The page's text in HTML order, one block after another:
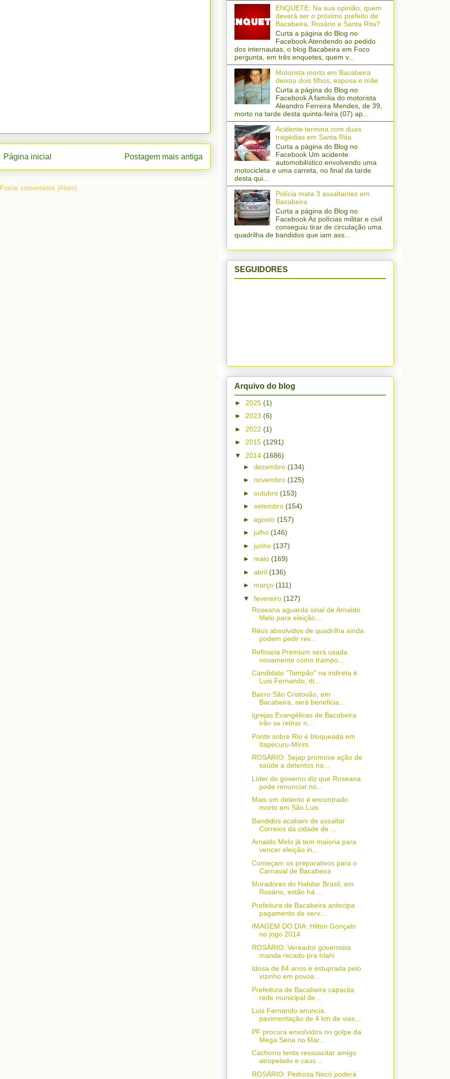
Postagem mais antiga
Página inicial
Postar comentários (Atom)
ENQUETE: Na sua opinião, quem
deverá ser o próximo prefeito de
Bacabeira, Rosário e Santa Rita?
Curta a página do Blog no
Facebook Atendendo ao pedido
dos internautas, o blog Bacabeira em Foco
pergunta, em três enquetes, quem v...
Motorista morto em Bacabeira
deixou dois filhos, esposa e mãe
Curta a página do Blog no
Facebook A família do motorista
Aleandro Ferreira Mendes, de 39,
morto na tarde desta quinta-feira (07) ap...
Acidente termina com duas
tragédias em Santa Rita
Curta a página do Blog no
Facebook Um acidente
automobilístico envolvendo uma
motocicleta e uma carreta, no final da tarde
desta qui...
Polícia mata 3 assaltantes em
Bacabeira
Curta a página do Blog no
Facebook As polícias militar e civil
conseguiu tirar de circulação uma
quadrilha de bandidos que iam ass...
SEGUIDORES
Arquivo do blog
► 2025 (1)
► 2023 (6)
► 2022 (1)
► 2015 (1291)
▼ 2014 (1686)
► dezembro (134)
► novembro (125)
► outubro (153)
► setembro (154)
► agosto (157)
► julho (146)
► junho (137)
► maio (169)
► abril (136)
► março (111)
▼ fevereiro (127)
Roseana aguarda sinal de Arnaldo
Melo para eleição...
Réus absolvidos de quadrilha ainda
podem pedir rev...
Refinaria Premium será usada
novamente como trampo...
Candidato "Tampão" na indireta é
Luis Fernando, di...
Bairro São Cristovão, em
Bacabeira, será beneficia...
Igrejas Evangélicas de Bacabeira
irão se retirar n...
Ponte sobre Rio é bloqueada em
Itapecuru-Mirim.
ROSÁRIO: Sejap promove ação de
saúde a detentos na...
Líder do governo diz que Roseana
pode renunciar no...
Mais um detento é encontrado
morto em São Luis
Bandidos acabam de assaltar
Correios da cidade de ...
Arnaldo Melo já tem maioria para
vencer eleição in...
Começam os preparativos para o
Carnaval de Bacabeira
Moradores do Habitar Brasil, em
Rosário, estão há ...
Prefeitura de Bacabeira antecipa
pagamento de serv...
IMAGEM DO DIA: Hilton Gonçalo
no jogo 2014
ROSÁRIO: Vereador governista
manda recado pra Irlahi
Idosa de 84 anos é estuprada pelo
vizinho em povoa...
Prefeitura de Bacabeira capacita
rede municipal de...
Luis Fernando anuncia
pavimentação de 4 km de vias...
PF procura envolvidos no golpe da
Mega Sena no Mar...
Cachorro tenta ressuscitar amigo
atropelado e caus...
ROSÁRIO: Pedrosa Necó poderá